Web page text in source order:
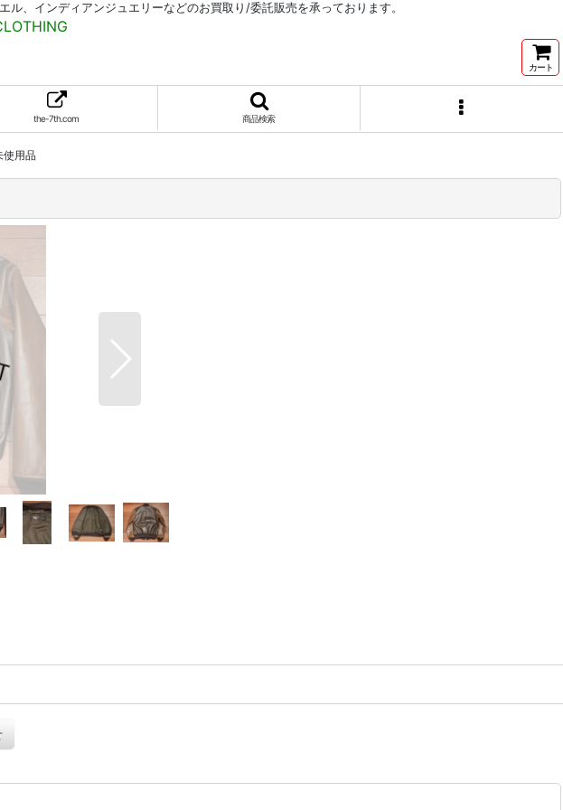
、インディアンジュエリーなどのお買取り/委託販売を承っております。
カート
the-7th.com 商品検索
使用品